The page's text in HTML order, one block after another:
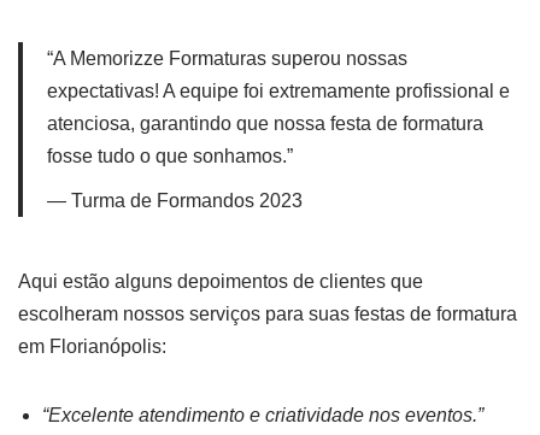
“A Memorizze Formaturas superou nossas
expectativas! A equipe foi extremamente profissional e
atenciosa, garantindo que nossa festa de formatura
fosse tudo o que sonhamos.”
— Turma de Formandos 2023
Aqui estão alguns depoimentos de clientes que
escolheram nossos serviços para suas festas de formatura
em Florianópolis:
“Excelente atendimento e criatividade nos eventos.”